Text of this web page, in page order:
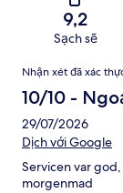
9,2
Sạch sẽ
Nhận
xét
Nhận xét đã xác
10/10 -
29/07/2026
Dịch với Google
Servicen var
morgenmad